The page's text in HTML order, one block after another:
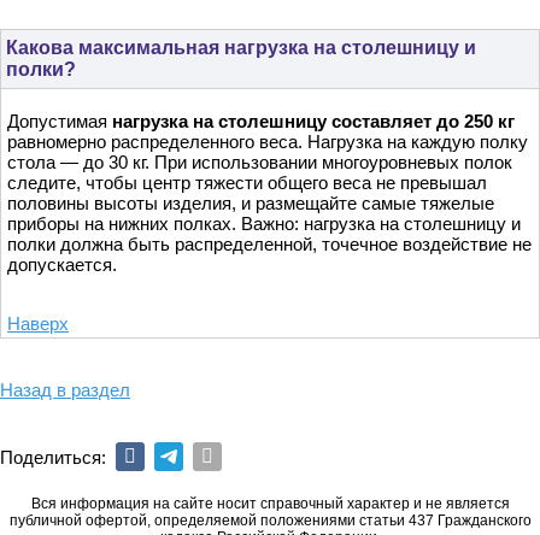
Какова максимальная нагрузка на столешницу и
полки?
Допустимая нагрузка на столешницу составляет до 250 кг
равномерно распределенного веса. Нагрузка на каждую полку
стола — до 30 кг. При использовании многоуровневых полок
следите, чтобы центр тяжести общего веса не превышал
половины высоты изделия, и размещайте самые тяжелые
приборы на нижних полках. Важно: нагрузка на столешницу и
полки должна быть распределенной, точечное воздействие не
допускается.
Наверх
Назад в раздел
Поделиться:
Вся информация на сайте носит справочный характер и не является
публичной офертой, определяемой положениями статьи 437 Гражданского